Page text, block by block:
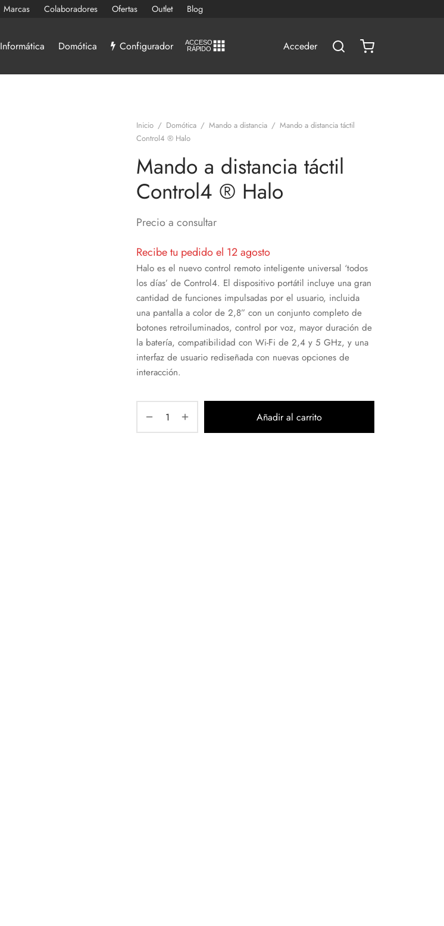
Marcas Colaboradores Ofertas Outlet Blog
Informática Domótica Configurador ACCESO
RÁPIDO Acceder
Inicio / Domótica / Mando a distancia / Mando a distancia táctil
Control4 ® Halo
Mando a distancia táctil
Control4 ® Halo
Precio a consultar
Recibe tu pedido el 12 agosto
Halo es el nuevo control remoto inteligente universal ‘todos
los días’ de Control4. El dispositivo portátil incluye una gran
cantidad de funciones impulsadas por el usuario, incluida
una pantalla a color de 2,8” con un conjunto completo de
botones retroiluminados, control por voz, mayor duración de
la batería, compatibilidad con Wi-Fi de 2,4 y 5 GHz, y una
interfaz de usuario rediseñada con nuevas opciones de
interacción.
Añadir al carrito